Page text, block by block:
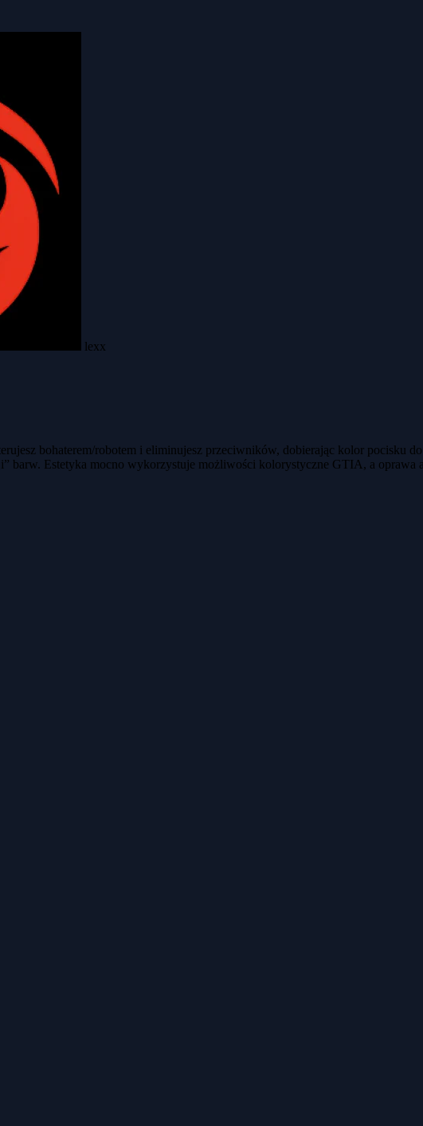
lexx
bohaterem/robotem i eliminujesz przeciwników, dobierając kolor pocisku
barw. Estetyka mocno wykorzystuje możliwości kolorystyczne GTIA, a oprawa